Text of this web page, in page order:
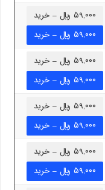
۵۹,۰۰۰ ریال – خرید
۵۹,۰۰۰ ریال – خرید
۵۹,۰۰۰ ریال – خرید
۵۹,۰۰۰ ریال – خرید